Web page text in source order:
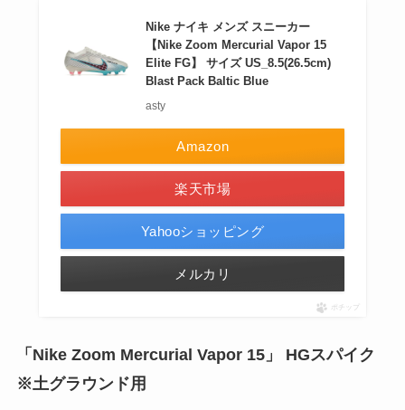
Nike ナイキ メンズ スニーカー
【Nike Zoom Mercurial Vapor 15
Elite FG】 サイズ US_8.5(26.5cm)
Blast Pack Baltic Blue
asty
Amazon
楽天市場
Yahooショッピング
メルカリ
ポチップ
「Nike Zoom Mercurial Vapor 15」 HGスパイク
※土グラウンド用